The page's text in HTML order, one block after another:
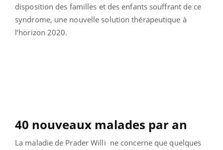
disposition des familles et des enfants souffrant de ce
syndrome, une nouvelle solution thérapeutique à
l’horizon 2020.
40 nouveaux malades par an
La maladie de Prader Willi ne concerne que quelques